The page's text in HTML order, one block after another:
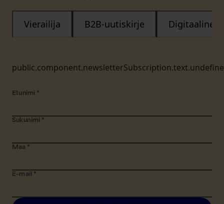
Vierailija B2B-uutiskirje Digitaalinen
Etunimi *
Sukunimi *
Maa *
E-mail *